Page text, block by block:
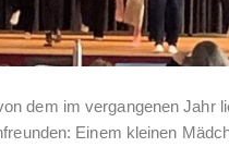
dem im vergangenen Jahr
Einem kleinen